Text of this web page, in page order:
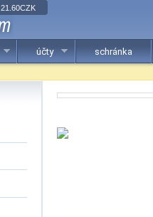
21.60CZK
účty schránka